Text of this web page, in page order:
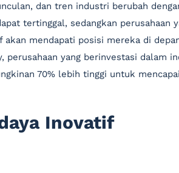
dan tren industri berubah
tertinggal, sedangkan perusahaan
akan mendapati posisi mereka di
yang berinvestasi dalam
70% lebih tinggi untuk
Inovatif